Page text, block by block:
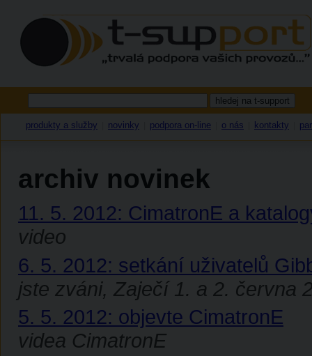
produkty a služby novinky podpora on-line o nás kontakty
archiv novinek
11. 5. 2012: CimatronE a
video
6. 5. 2012: setkání uživatelů
jste zváni, Zaječí 1. a 2. června
5. 5. 2012: objevte CimatronE
videa CimatronE